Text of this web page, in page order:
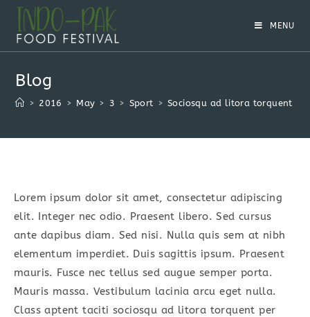
Skip
content
MENU
Blog
> 2016 > May > 3 > Sport > Sociosqu ad litora torquent
Lorem ipsum dolor sit amet, consectetur adipiscing
elit. Integer nec odio. Praesent libero. Sed cursus
ante dapibus diam. Sed nisi. Nulla quis sem at nibh
elementum imperdiet. Duis sagittis ipsum. Praesent
mauris. Fusce nec tellus sed augue semper porta.
Mauris massa. Vestibulum lacinia arcu eget nulla.
Class aptent taciti sociosqu ad litora torquent per